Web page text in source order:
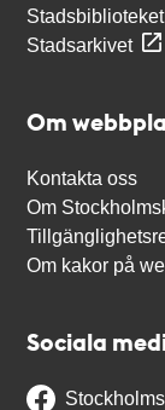
Stadsbiblioteket
Stadsarkivet
Om
Kontakta oss
Om
Om kakor på
Sociala